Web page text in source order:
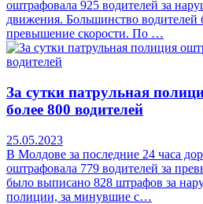
оштрафовала 925 водителей за
движения. Большинство
превышение скорости. По …
За сутки патрульная
более 800 водителей
25.05.2023
В Молдове за последние 24 часа
оштрафовала 779 водителей за
было выписано 828 штрафов за
полиции, за минувшие с…